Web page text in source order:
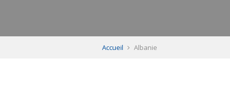
Accueil Albanie